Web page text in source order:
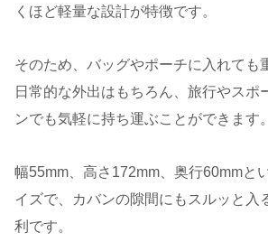
くほど軽量な設計が特徴です。
そのため、バッグやポーチに入れても
日常的な外出はもちろん、旅行やスポ
ンでも気軽に持ち運ぶことができます。
幅55mm、高さ172mm、奥行60mmと
イズで、カバンの隙間にもスルッと入
利です。